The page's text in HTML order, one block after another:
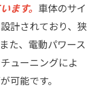
ます。 車体のサイ
計されており、狭
た、電動パワース
ューニングによ
可能です。